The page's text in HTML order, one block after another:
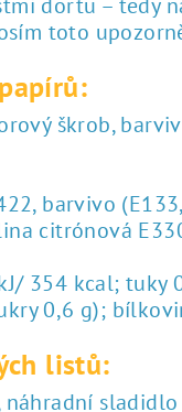
toto
škrob,
barvivo
citrónová
354 kcal; tuky
0,6 g);
listů: